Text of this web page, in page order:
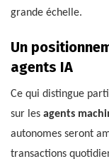
grande échelle.
Un
agents IA
Ce qui distingue
sur les agents
autonomes seront
transactions